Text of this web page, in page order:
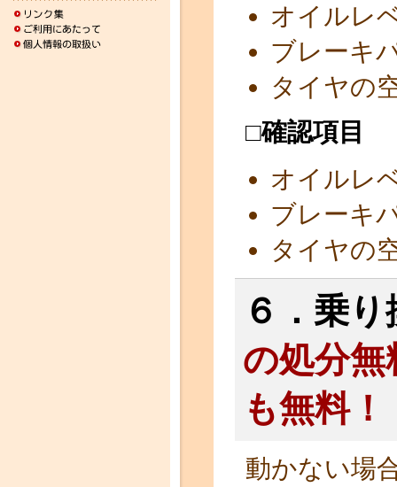
オイルレ
ブレーキ
タイヤの
□確認項目
オイルレ
ブレーキ
タイヤの
６．乗
の処分無
も無料！
動かない場